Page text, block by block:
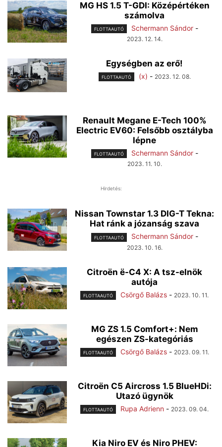
MG HS 1.5 T-GDI: Középértéken
számolva
FLOTTAAUTÓ Schermann Sándor -
2023. 12. 14.
Egységben az erő!
FLOTTAAUTÓ (x) - 2023. 12. 08.
Renault Megane E-Tech 100%
Electric EV60: Felsőbb osztályba
lépne
FLOTTAAUTÓ Schermann Sándor -
2023. 11. 10.
Hirdetés:
Nissan Townstar 1.3 DIG-T Tekna:
Hat ránk a józanság szava
FLOTTAAUTÓ Schermann Sándor -
2023. 10. 16.
Citroën ë-C4 X: A tsz-elnök
autója
FLOTTAAUTÓ Csörgő Balázs - 2023. 10. 11.
MG ZS 1.5 Comfort+: Nem
egészen ZS-kategóriás
FLOTTAAUTÓ Csörgő Balázs - 2023. 09. 11.
Citroën C5 Aircross 1.5 BlueHDi:
Utazó ügynök
FLOTTAAUTÓ Rupa Adrienn - 2023. 09. 04.
Kia Niro EV és Niro PHEV: